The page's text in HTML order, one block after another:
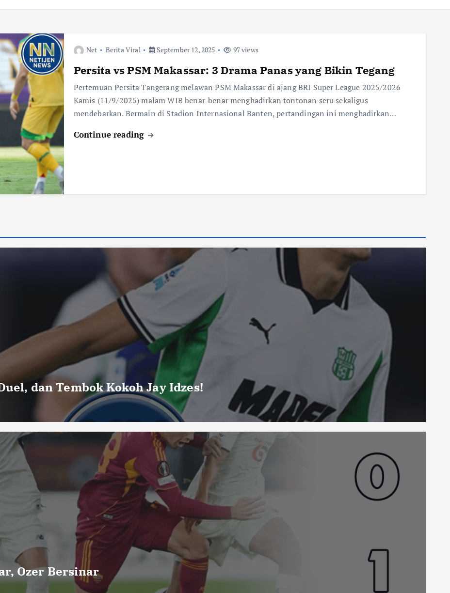
Net Berita Viral September 12, 2025 97 views
Persita vs PSM Makassar: 3 Drama Panas yang Bikin Tegang
Pertemuan Persita Tangerang melawan PSM Makassar di ajang BRI Super League 2025/2026
Kamis (11/9/2025) malam WIB benar-benar menghadirkan tontonan seru sekaligus
mendebarkan. Bermain di Stadion Internasional Banten, pertandingan ini menghadirkan…
Continue reading
dan Tembok Kokoh Jay Idzes!
Ozer Bersinar